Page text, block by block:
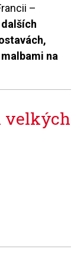
–
na
velkých